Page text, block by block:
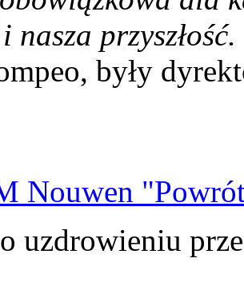
nasza przyszłość.
były
Nouwen
uzdrowieniu